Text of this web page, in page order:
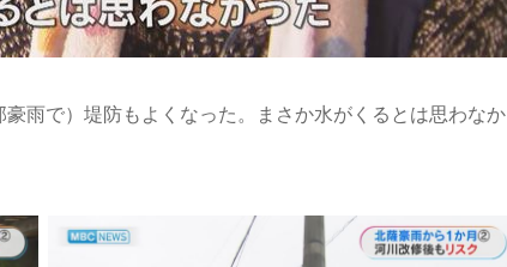
雨で）堤防もよくなった。まさか水がくるとは思わなか